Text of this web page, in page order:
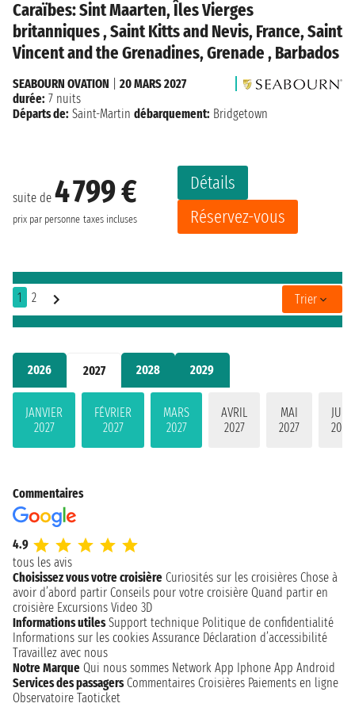
2026 2027 2028 2029
JANVIER
2027
FÉVRIER
2027
MARS
2027
AVRIL
2027
MAI
2027
JUIN
2027
Caraïbes: Sint Maarten, Îles Vierges
britanniques , Saint Kitts and Nevis, France, Saint
Vincent and the Grenadines, Grenade , Barbados
suite de 4 799 €
prix par personne taxes incluses
Détails
Réservez-vous
SEABOURN OVATION
20 MARS 2027
durée: 7 nuits
Départs de: Saint-Martin débarquement: Bridgetown
1 2 Trier
Commentaires
4.9
tous les avis
Choisissez vous votre croisière Curiosités sur les croisières Chose à
avoir d’abord partir Conseils pour votre croisière Quand partir en
croisière Excursions Video 3D
Informations utiles Support technique Politique de confidentialité
Informations sur les cookies Assurance Déclaration d’accessibilité
Travaillez avec nous
Notre Marque Qui nous sommes Network App Iphone App Android
Services des passagers Commentaires Croisières Paiements en ligne
Observatoire Taoticket